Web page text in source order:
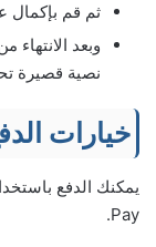
ثم قم بإكمال
وبعد
نصية قصيرة
خيارات
Pay.